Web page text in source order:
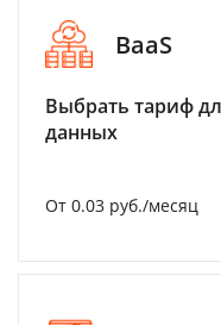
BaaS
Выбрать тариф
данных
От 0.03 руб./месяц